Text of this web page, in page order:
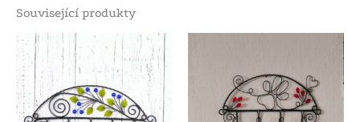
Související produkty